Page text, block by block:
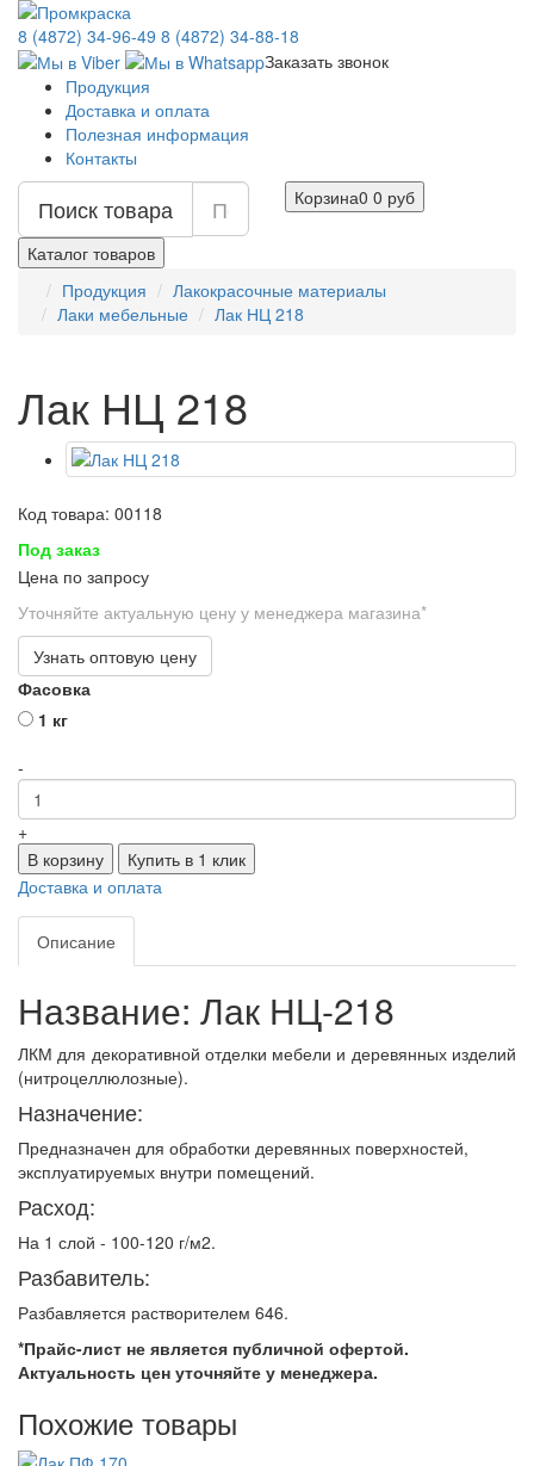
8 (4872) 34-96-49 8 (4872) 34-88-18
Заказать звонок
Продукция
Доставка и оплата
Полезная информация
Контакты
Поиск товара Корзина0 0 руб
Каталог товаров
Продукция
Лакокрасочные материалы
Лаки мебельные
Лак НЦ 218
Лак НЦ 218
Код товара: 00118
Под заказ
Цена по запросу
Уточняйте актуальную цену у менеджера магазина*
Узнать оптовую цену
Фасовка
1 кг
-
+
В корзину
Купить в 1 клик
Доставка и оплата
Описание
Название: Лак НЦ-218
ЛКМ для декоративной отделки мебели и деревянных изделий
(нитроцеллюлозные).
Назначение:
Предназначен для обработки деревянных поверхностей,
эксплуатируемых внутри помещений.
Расход:
На 1 слой - 100-120 г/м2.
Разбавитель:
Разбавляется растворителем 646.
*Прайс-лист не является публичной офертой.
Актуальность цен уточняйте у менеджера.
Похожие товары